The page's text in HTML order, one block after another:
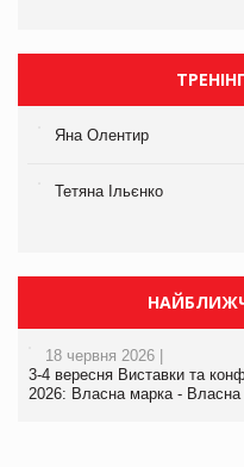
Яна Олентир
Тетяна Ільєнко
18 червня 2026 |
3-4 вересня Виставки та
2026: Власна марка - Власна